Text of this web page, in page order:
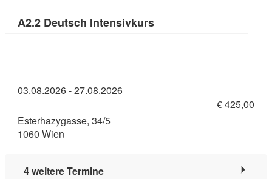
A2.2 Deutsch IntensivkursKursdetail: A2.2 Deutsch
03.08.2026 - 27.08.2026
€ 425,00
Esterhazygasse, 34/5
1060 Wien
4 weitere Termine